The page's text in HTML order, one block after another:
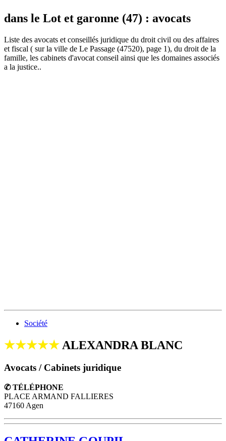
dans le Lot et garonne (47) : avocats
Liste des avocats et conseillés juridique du droit civil ou des affaires
et fiscal ( sur la ville de Le Passage (47520), page 1), du droit de la
famille, les cabinets d'avocat conseil ainsi que les domaines associés
a la justice..
Société
★★★★★ ALEXANDRA BLANC
Avocats / Cabinets juridique
✆ TÉLÉPHONE
PLACE ARMAND FALLIERES
47160 Agen